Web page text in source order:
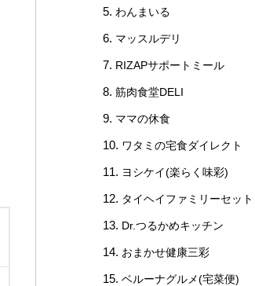
わんまいる
マッスルデリ
RIZAPサポートミール
筋肉食堂DELI
ママの休食
ワタミの宅食ダイレクト
ヨシケイ(楽らく味彩)
タイヘイファミリーセット
Dr.つるかめキッチン
おまかせ健康三彩
ベルーナグルメ(宅菜便)